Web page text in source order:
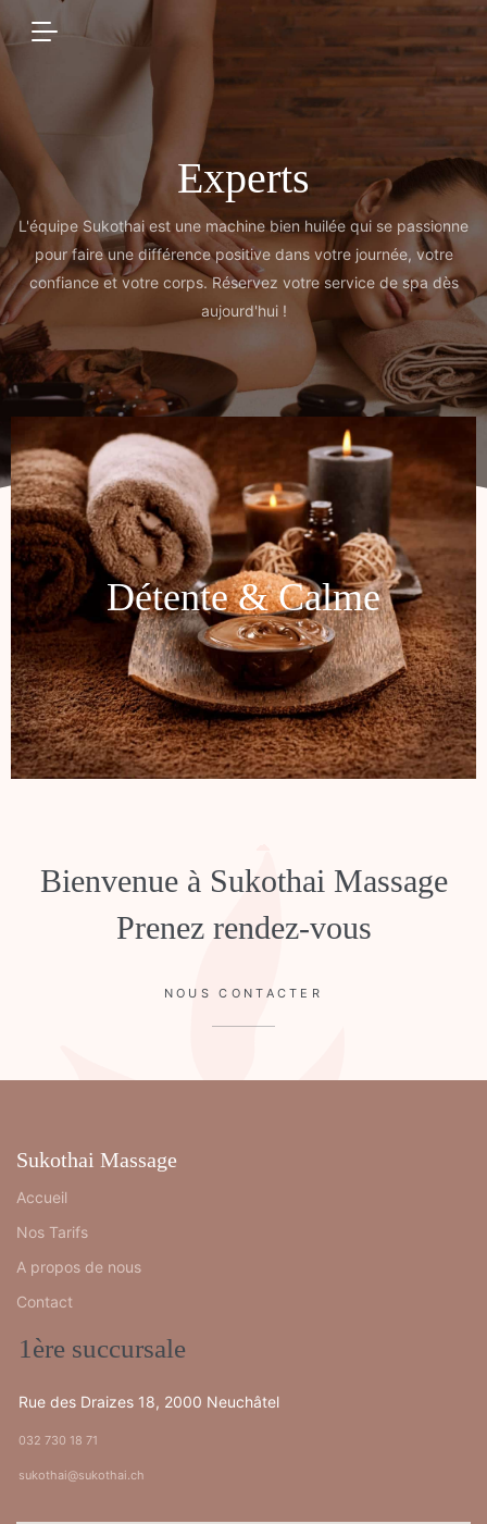
Experts
L'équipe Sukothai est une machine bien huilée qui se passionne
pour faire une différence positive dans votre journée, votre
confiance et votre corps. Réservez votre service de spa dès
aujourd'hui !
Détente & Calme
Bienvenue à Sukothai Massage
Prenez rendez-vous
NOUS CONTACTER
Sukothai Massage
Accueil
Nos Tarifs
A propos de nous
Contact
1ère succursale
Rue des Draizes 18, 2000 Neuchâtel
032 730 18 71
sukothai@sukothai.ch